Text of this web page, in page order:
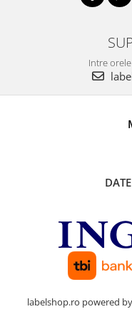
Intre
labelshop.ro powered